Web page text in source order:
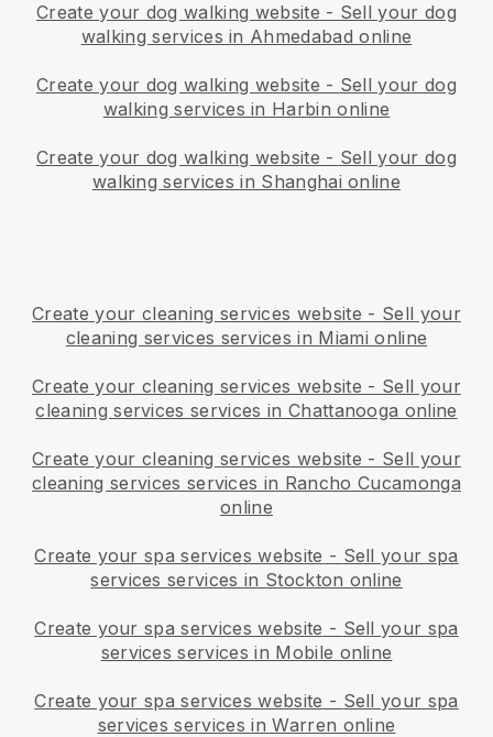
Create your dog walking website - Sell your dog
walking services in Ahmedabad online
Create your dog walking website - Sell your dog
walking services in Harbin online
Create your dog walking website - Sell your dog
walking services in Shanghai online
Create your cleaning services website - Sell your
cleaning services services in Miami online
Create your cleaning services website - Sell your
cleaning services services in Chattanooga online
Create your cleaning services website - Sell your
cleaning services services in Rancho Cucamonga
online
Create your spa services website - Sell your spa
services services in Stockton online
Create your spa services website - Sell your spa
services services in Mobile online
Create your spa services website - Sell your spa
services services in Warren online